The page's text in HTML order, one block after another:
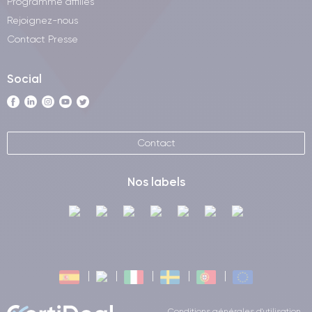
En outre, l'iPhone XR dispose de
applications simultanément sans affecter les performances
appareils Apple, est une autre caractéristique qui garantit des
performances optimales sur l'iPhone XR. iOS est connu pour
applications s'ouvrent instantanément et que la navigation est
audio aux utilisateurs qui apprécient la musique, les films et
Rejoignez-nous
Contact Presse
Social
Contact
Nos labels